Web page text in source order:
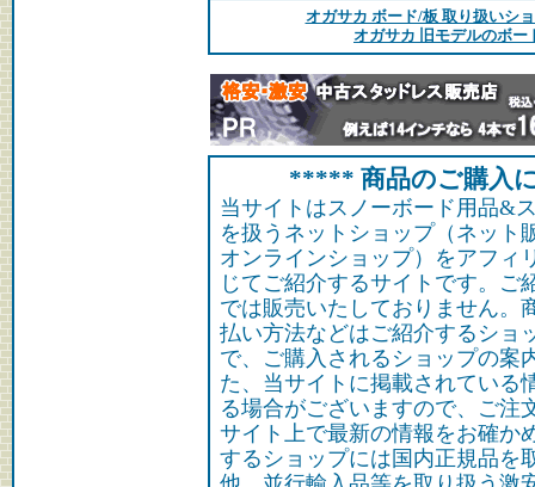
オガサカ ボード/板 取り扱いシ
オガサカ 旧モデルのボー
***** 商品のご購入
当サイトはスノーボード用品&
を扱うネットショップ（ネット
オンラインショップ）をアフィ
じてご紹介するサイトです。ご
では販売いたしておりません。
払い方法などはご紹介するショ
で、ご購入されるショップの案
た、当サイトに掲載されている
る場合がございますので、ご注
サイト上で最新の情報をお確か
するショップには国内正規品を